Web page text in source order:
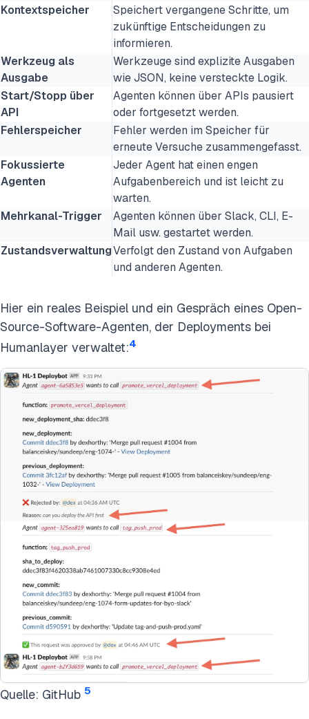
Kontextspeicher
Speichert vergangene Schritte, um
zukünftige Entscheidungen zu
informieren.
Werkzeug als
Ausgabe
Werkzeuge sind explizite Ausgaben
wie JSON, keine versteckte Logik.
Start/Stopp über
API
Agenten können über APIs pausiert
oder fortgesetzt werden.
Fehlerspeicher
Fehler werden im Speicher für
erneute Versuche zusammengefasst.
Fokussierte
Agenten
Jeder Agent hat einen engen
Aufgabenbereich und ist leicht zu
warten.
Mehrkanal-Trigger
Agenten können über Slack, CLI, E-
Mail usw. gestartet werden.
ZustandsverwaltungVerfolgt den Zustand von Aufgaben
und anderen Agenten.
Hier ein reales Beispiel und ein Gespräch eines Open-
Source-Software-Agenten, der Deployments bei
Humanlayer verwaltet:4
Quelle: GitHub 5